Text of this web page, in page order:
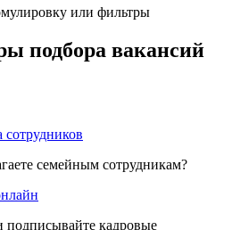
или фильтры
подбора вакансий
семейным сотрудникам?
подписывайте кадровые